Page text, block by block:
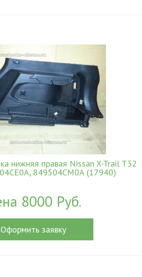
нижняя правая Nissan X-Trail T32
849504CM0A (17940)
8000 Руб.
Оформить заявку